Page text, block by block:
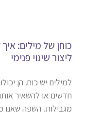
כוחן של מילים:
ליצור שינוי פנימי
למילים יש כוח. הן
חדשים או להשאיר
מגבילות. השפה